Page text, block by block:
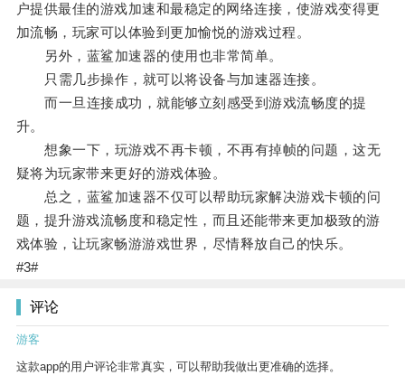
户提供最佳的游戏加速和最稳定的网络连接，使游戏变得更
加流畅，玩家可以体验到更加愉悦的游戏过程。
另外，蓝鲨加速器的使用也非常简单。
只需几步操作，就可以将设备与加速器连接。
而一旦连接成功，就能够立刻感受到游戏流畅度的提
升。
想象一下，玩游戏不再卡顿，不再有掉帧的问题，这无
疑将为玩家带来更好的游戏体验。
总之，蓝鲨加速器不仅可以帮助玩家解决游戏卡顿的问
题，提升游戏流畅度和稳定性，而且还能带来更加极致的游
戏体验，让玩家畅游游戏世界，尽情释放自己的快乐。
#3#
评论
游客
这款app的用户评论非常真实，可以帮助我做出更准确的选择。